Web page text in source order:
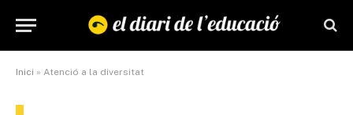
Inici » Atenció a la diversitat